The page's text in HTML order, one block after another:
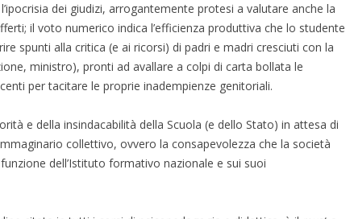
dei giudizi, arrogantemente protesi a valutare anche la
il voto numerico indica l’efficienza produttiva che lo studente
spunti alla critica (e ai ricorsi) di padri e madri cresciuti con la
ministro), pronti ad avallare a colpi di carta bollata le
per tacitare le proprie inadempienze genitoriali.
e della insindacabilità della Scuola (e dello Stato) in attesa di
collettivo, ovvero la consapevolezza che la società
dell’Istituto formativo nazionale e sui suoi